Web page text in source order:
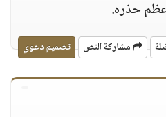
حذره.
مشاركة النص تصميم دعوي